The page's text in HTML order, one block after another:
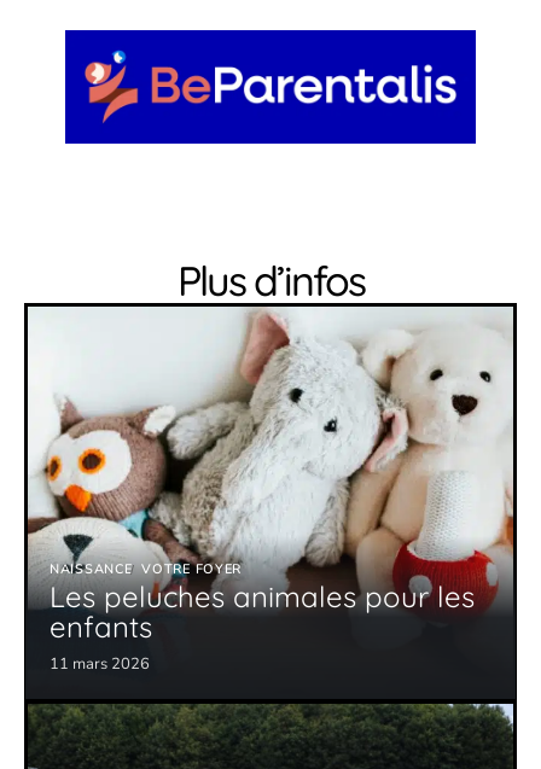
Plus d’infos
NAISSANCE VOTRE FOYER
Les peluches animales pour les
enfants
11 mars 2026